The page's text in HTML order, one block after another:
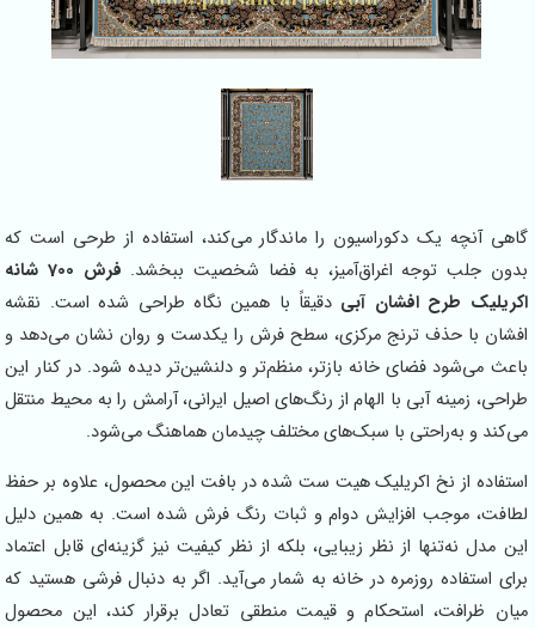
یک دکوراسیون را ماندگار می‌کند، استفاده از طرحی است که
توجه اغراق‌آمیز، به فضا شخصیت ببخشد.
فرش 700 شانه
طرح افشان آبیدقیقاً با همین نگاه طراحی شده است. نقشه
حذف ترنج مرکزی، سطح فرش را یکدست و روان نشان می‌دهد و
فضای خانه بازتر، منظم‌تر و دلنشین‌تر دیده شود. در کنار این
آبی با الهام از رنگ‌های اصیل ایرانی، آرامش را به محیط منتقل
به‌راحتی با سبک‌های مختلف چیدمان هماهنگ می‌شود.
از نخ اکریلیک هیت ست شده در بافت این محصول، علاوه بر حفظ
افزایش دوام و ثبات رنگ فرش شده است. به همین دلیل
از نظر زیبایی، بلکه از نظر کیفیت نیز گزینه‌ای قابل اعتماد
روزمره در خانه به شمار می‌آید. اگر به دنبال فرشی هستید که
استحکام و قیمت منطقی تعادل برقرار کند، این محصول